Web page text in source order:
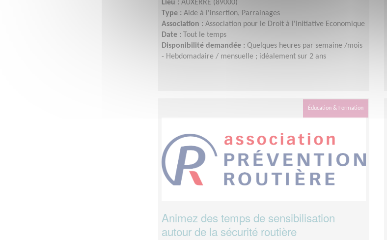
Lieu : AUXERRE (89000)
Type : Aide à l'insertion, Parrainages
Association : Association pour le Droit à l'Initiative Economique
Date :
Tout le temps
Disponibilité demandée : Quelques heures par semaine /mois
- Hebdomadaire / mensuelle ; idéalement sur 2 ans
Éducation & Formation
Animez des temps de sensibilisation
autour de la sécurité routière